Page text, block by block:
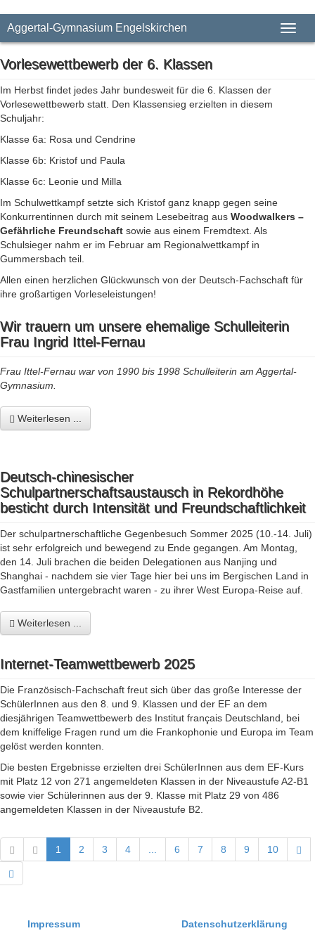
Aggertal-Gymnasium Engelskirchen
Vorlesewettbewerb der 6. Klassen
Im Herbst findet jedes Jahr bundesweit für die 6. Klassen der
Vorlesewettbewerb statt. Den Klassensieg erzielten in diesem
Schuljahr:
Klasse 6a: Rosa und Cendrine
Klasse 6b: Kristof und Paula
Klasse 6c: Leonie und Milla
Im Schulwettkampf setzte sich Kristof ganz knapp gegen seine
Konkurrentinnen durch mit seinem Lesebeitrag aus Woodwalkers –
Gefährliche Freundschaft sowie aus einem Fremdtext. Als
Schulsieger nahm er im Februar am Regionalwettkampf in
Gummersbach teil.
Allen einen herzlichen Glückwunsch von der Deutsch-Fachschaft für
ihre großartigen Vorleseleistungen!
Wir trauern um unsere ehemalige Schulleiterin
Frau Ingrid Ittel-Fernau
Frau Ittel-Fernau war von 1990 bis 1998 Schulleiterin am Aggertal-
Gymnasium.
Weiterlesen ...
Deutsch-chinesischer
Schulpartnerschaftsaustausch in Rekordhöhe
besticht durch Intensität und Freundschaftlichkeit
Der schulpartnerschaftliche Gegenbesuch Sommer 2025 (10.-14. Juli)
ist sehr erfolgreich und bewegend zu Ende gegangen. Am Montag,
den 14. Juli brachen die beiden Delegationen aus Nanjing und
Shanghai - nachdem sie vier Tage hier bei uns im Bergischen Land in
Gastfamilien untergebracht waren - zu ihrer West Europa-Reise auf.
Weiterlesen ...
Internet-Teamwettbewerb 2025
Die Französisch-Fachschaft freut sich über das große Interesse der
SchülerInnen aus den 8. und 9. Klassen und der EF an dem
diesjährigen Teamwettbewerb des Institut français Deutschland, bei
dem kniffelige Fragen rund um die Frankophonie und Europa im Team
gelöst werden konnten.
Die besten Ergebnisse erzielten drei SchülerInnen aus dem EF-Kurs
mit Platz 12 von 271 angemeldeten Klassen in der Niveaustufe A2-B1
sowie vier Schülerinnen aus der 9. Klasse mit Platz 29 von 486
angemeldeten Klassen in der Niveaustufe B2.
1 2 3 4 6 7 8 9 10
Impressum Datenschutzerklärung